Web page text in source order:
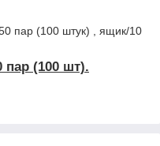
пар (100 штук) , ящик/10
пар (100 шт).